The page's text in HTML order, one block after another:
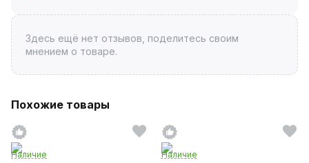
Здесь ещё нет отзывов, поделитесь своим
мнением о товаре.
Похожие товары
Наличие
Наличие